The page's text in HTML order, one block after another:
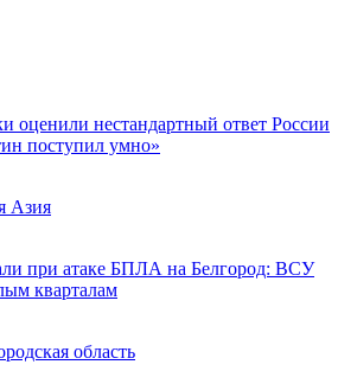
оценили нестандартный ответ России
поступил умно»
Азия
при атаке БПЛА на Белгород: ВСУ
кварталам
область